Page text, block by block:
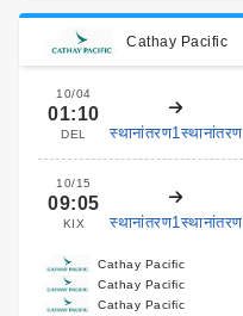
Cathay Pacific
10/04
01:10
DEL स्थानांतरण1स्थानांतरण
10/15
09:05
KIX स्थानांतरण1स्थानांतरण
Cathay Pacific
Cathay Pacific
Cathay Pacific